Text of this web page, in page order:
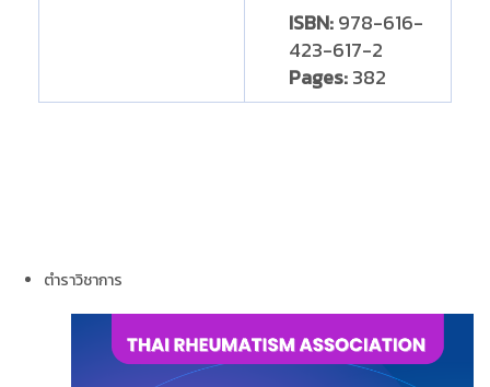
ISBN:978-616-
423-617-2
Pages:382
ตำราวิชาการ